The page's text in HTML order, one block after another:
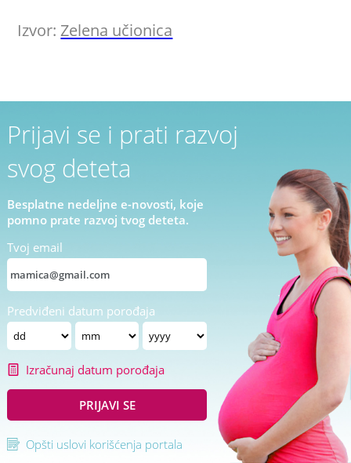
Izvor:Zelena učionica
Prijavi se i prati razvoj
svog deteta
Besplatne nedeljne e-novosti, koje
pomno prate razvoj tvog deteta.
Tvoj email
Predviđeni datum porođaja
Izračunaj datum porođaja
PRIJAVI SE
Opšti uslovi korišćenja portala